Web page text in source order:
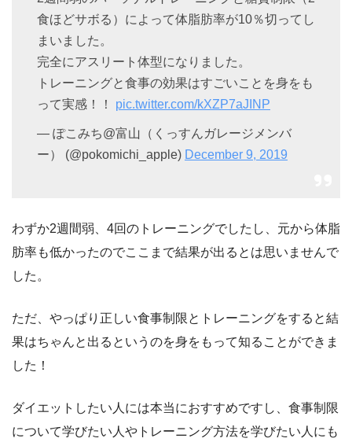
食ほどサボる）によって体脂肪率が10％切ってし
まいました。
完全にアスリート体型になりました。
トレーニングと食事の効果はすごいことを身をも
って実感！！ pic.twitter.com/kXZP7aJINP
— ぽこみち@富山（くっすんガレージメンバ
ー） (@pokomichi_apple) December 9, 2019
わずか2週間弱、4回のトレーニングでしたし、元から体脂
肪率も低かったのでここまで結果が出るとは思いませんで
した。
ただ、やっぱり正しい食事制限とトレーニングをすると結
果はちゃんと出るというのを身をもって知ることができま
した！
ダイエットしたい人には本当におすすめですし、食事制限
について学びたい人やトレーニング方法を学びたい人にも